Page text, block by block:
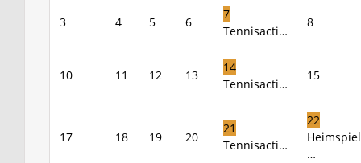
3 4 5 6
7
Tennisacti…
8
10 11 12 13
14
Tennisacti…
15
17 18 19 20
21
Tennisacti…
22
Heimspiel
…